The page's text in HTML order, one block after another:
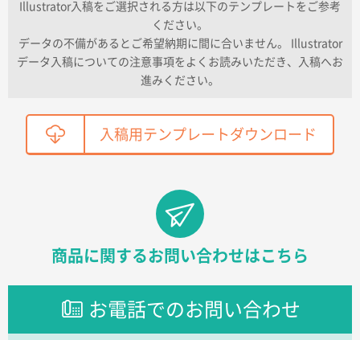
ワンポイントポリ袋 A4サイズ300枚
2026年04月01日 16:32
こちらの需要にあったので
鳥取県T社様
【オーダー商品】特別ご注文ページ04
2150枚
ラミネート紙袋 規格S1サイズ(A5対応)
2026年03月26日 17:31
三重県S社様
Illustrator入稿をご選択される方は以下のテンプレートをご参考
ください。
データの不備があるとご希望納期に間に合いません。 Illustrator
データ入稿についての注意事項をよくお読みいただき、入稿へお
進みください。
入稿用テンプレートダウンロード
商品に関するお問い合わせはこちら
お電話でのお問い合わせ